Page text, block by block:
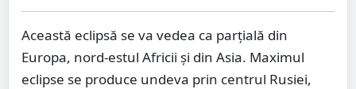
Această eclipsă se va vedea ca parțială din
Europa, nord-estul Africii și din Asia. Maximul
eclipse se produce undeva prin centrul Rusiei,